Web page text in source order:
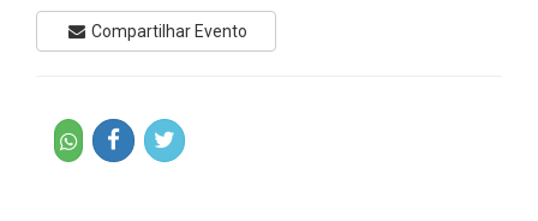
Compartilhar Evento